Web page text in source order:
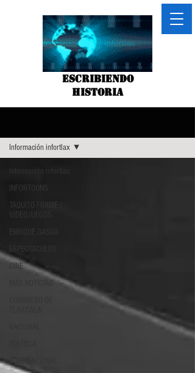
Escribiendo
historia
Información infortlax
INFORTOONS
TAQUITO FRAME /
CINE
INTERNACIONAL
Información infortlax